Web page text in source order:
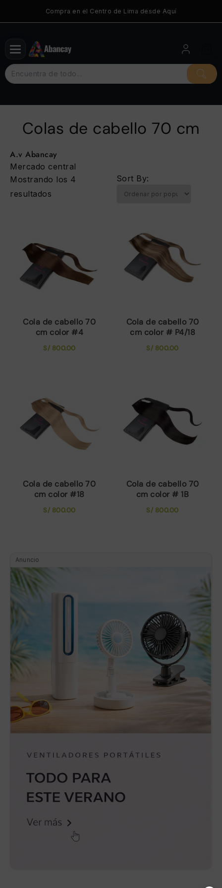
Compra en el Centro de Lima desde Aquí
Colas de cabello 70 cm
Anuncio
A.v Abancay
Mercado central
Mostrando los 4
resultados
Sort By:
Cola de cabello 70
cm color #4
S/ 800.00
Cola de cabello 70
cm color # P4/18
S/ 800.00
Cola de cabello 70
cm color #18
S/ 800.00
Cola de cabello 70
cm color # 1B
S/ 800.00